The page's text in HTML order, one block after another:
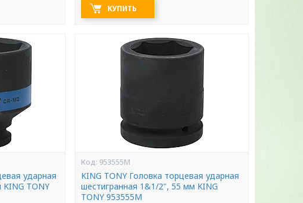
КУПИТЬ
ударная
TONY
953555M
KING TONY Головка торцевая ударная
шестигранная 1&1/2", 55 мм KING
TONY 953555M